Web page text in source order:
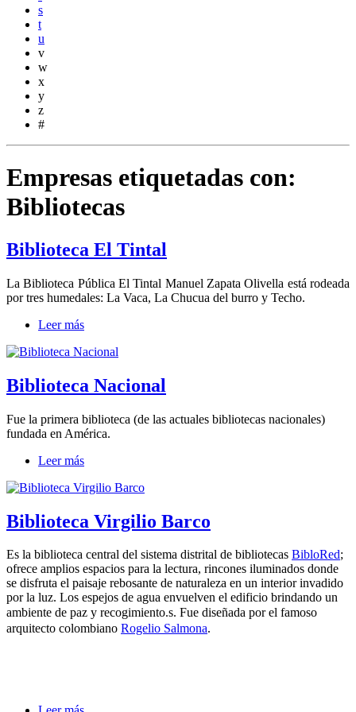
s
t
u
v
w
x
y
z
#
Empresas etiquetadas con:
Bibliotecas
Biblioteca El Tintal
La Biblioteca Pública El Tintal Manuel Zapata Olivella está rodeada
por tres humedales: La Vaca, La Chucua del burro y Techo.
Leer más
Biblioteca Nacional
Fue la primera biblioteca (de las actuales bibliotecas nacionales)
fundada en América.
Leer más
Biblioteca Virgilio Barco
Es la biblioteca central del sistema distrital de bibliotecas BibloRed;
ofrece amplios espacios para la lectura, rincones iluminados donde
se disfruta el paisaje rebosante de naturaleza en un interior invadido
por la luz. Los espejos de agua envuelven el edificio brindando un
ambiente de paz y recogimiento.s. Fue diseñada por el famoso
arquitecto colombiano Rogelio Salmona.